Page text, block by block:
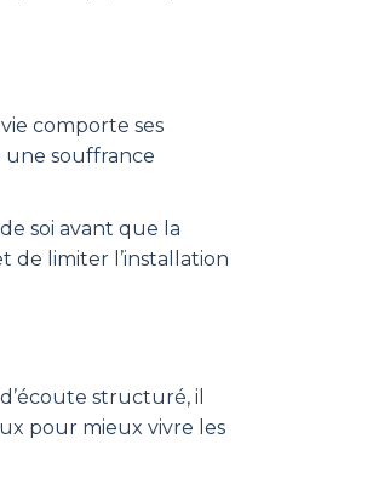
comporte ses
une souffrance
soi avant que la
de limiter l’installation
structuré, il
pour mieux vivre les